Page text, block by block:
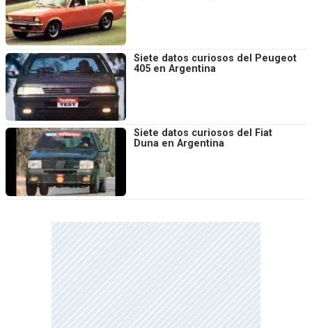
Siete datos curiosos del Peugeot
405 en Argentina
Siete datos curiosos del Fiat
Duna en Argentina